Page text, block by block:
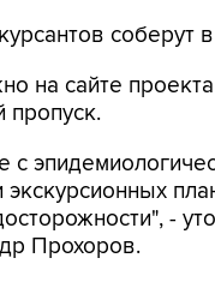
на сайте
пропуск.
с
экскурсионных
-
Прохоров.